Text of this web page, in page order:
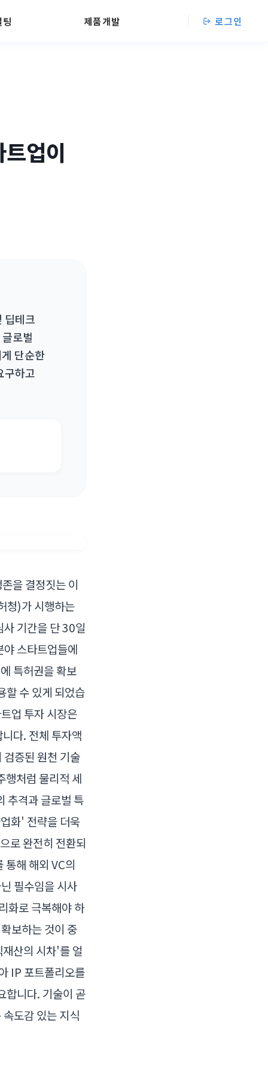
제품개발 로그인
업이
딥테크
로벌
단순한
구하고
을 결정짓는 이
청)가 시행하는
기간을 단 30일
스타트업들에
특허권을 확보
할 수 있게 되었습
업 투자 시장은
다. 전체 투자액
증된 원천 기술
행처럼 물리적 세
추격과 글로벌 특
화' 전략을 더욱
로 완전히 전환되
해 해외 VC의
필수임을 시사
화로 극복해야 하
보하는 것이 중
산의 시차'를 얼
IP 포트폴리오를
합니다. 기술이 곧
도감 있는 지식